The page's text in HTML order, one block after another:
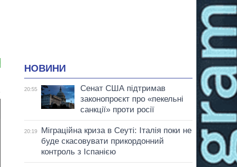
НОВИНИ
20:55
Сенат США підтримав
законопроєкт про «пекельні
санкції» проти росії
20:19
Міграційна криза в Сеуті: Італія поки не
буде скасовувати прикордонний
контроль з Іспанією